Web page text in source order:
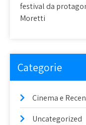
festival da
Moretti
Categorie
Cinema e
Uncategorized